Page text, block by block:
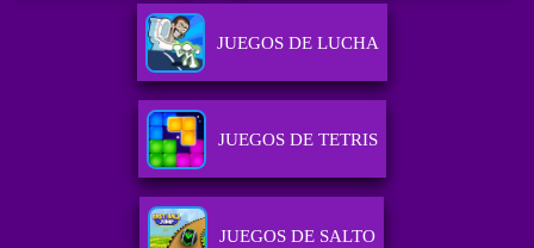
JUEGOS DE LUCHA
JUEGOS DE TETRIS
JUEGOS DE SALTO